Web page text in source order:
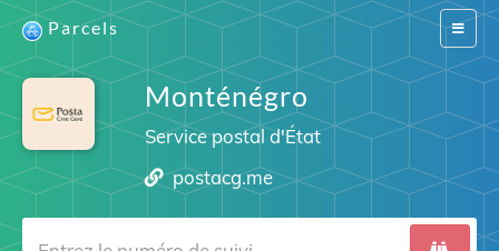
Switch
Parcels
Monténégro
Service postal d'État
postacg.me